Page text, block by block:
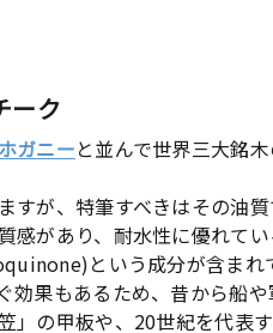
ーク
ガニーと並んで世界三大銘
すが、特筆すべきはその油
感があり、耐水性に優れて
という成分が含ま
効果もあるため、昔から船
」の甲板や、20世紀を代